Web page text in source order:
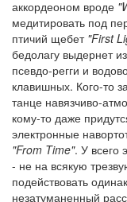
аккордеоном вроде
медитировать под
птичий щебет "First
бедолагу выдернет
псевдо-регги и
клавишных. Кого-то
танце навязчиво-
кому-то даже
электронные
"From Time". У всего
- не на всякую
подействовать
незатуманенный